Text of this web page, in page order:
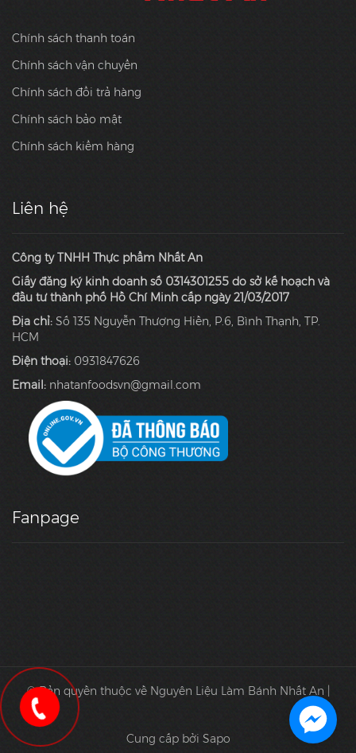
Chính sách thanh toán
Chính sách vận chuyển
Chính sách đổi trả hàng
Chính sách bảo mật
Chính sách kiểm hàng
Liên hệ
Công ty TNHH Thực phẩm Nhất An
Giấy đăng ký kinh doanh số 0314301255 do sở kế hoạch và
đầu tư thành phố Hồ Chí Minh cấp ngày 21/03/2017
Địa chỉ: Số 135 Nguyễn Thượng Hiền, P.6, Bình Thạnh, TP.
HCM
Điện thoại: 0931847626
Email: nhatanfoodsvn@gmail.com
Fanpage
© Bản quyền thuộc về Nguyên Liệu Làm Bánh Nhất An |
Cung cấp bởi Sapo